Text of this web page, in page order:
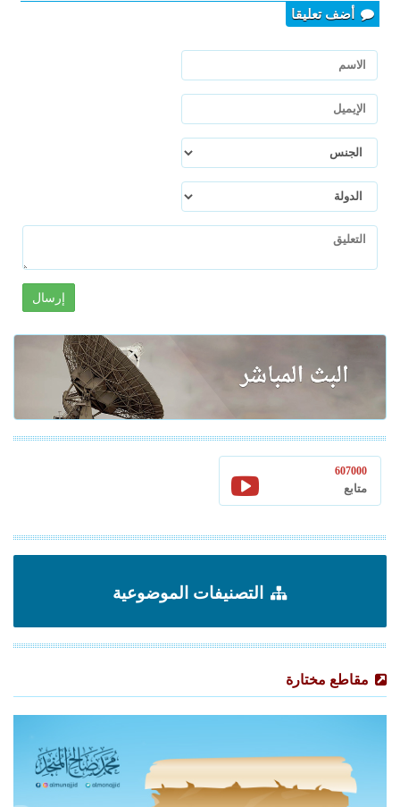
أضف تعليقا
إرسال
607000
متابع
التصنيفات الموضوعية
مقاطع مختارة